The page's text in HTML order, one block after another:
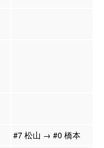
#7 松山 → #0 橋本